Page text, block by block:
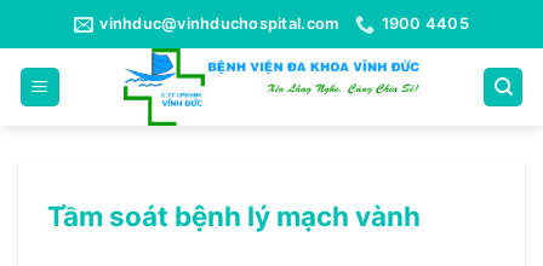
qua
nội
dung
vinhduc@vinhduchospital.com 1900 4405
Tầm soát bệnh lý mạch vành